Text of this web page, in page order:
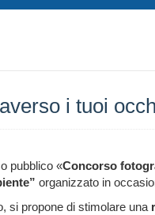
i tuoi
pubblico «Concorso
organizzato in
si propone di stimolare una